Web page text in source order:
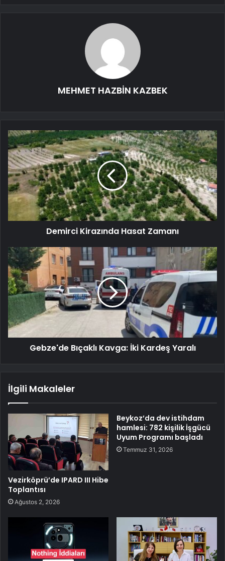
MEHMET HAZBİN KAZBEK
Demirci Kirazında Hasat Zamanı
Gebze'de Bıçaklı Kavga: İki Kardeş Yaralı
İlgili Makaleler
Vezirköprü’de IPARD III Hibe
Toplantısı
Ağustos 2, 2026
Beykoz’da dev istihdam
hamlesi: 782 kişilik İşgücü
Uyum Programı başladı
Temmuz 31, 2026